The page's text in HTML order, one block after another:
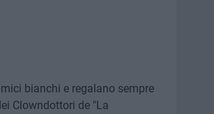
bianchi e regalano sempre
Clowndottori de "La